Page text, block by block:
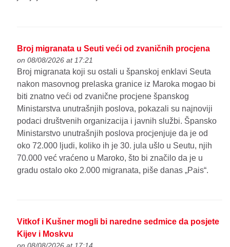
Broj migranata u Seuti veći od zvaničnih procjena
on 08/08/2026 at 17:21
Broj migranata koji su ostali u španskoj enklavi Seuta
nakon masovnog prelaska granice iz Maroka mogao bi
biti znatno veći od zvanične procjene španskog
Ministarstva unutrašnjih poslova, pokazali su najnoviji
podaci društvenih organizacija i javnih službi. Špansko
Ministarstvo unutrašnjih poslova procjenjuje da je od
oko 72.000 ljudi, koliko ih je 30. jula ušlo u Seutu, njih
70.000 već vraćeno u Maroko, što bi značilo da je u
gradu ostalo oko 2.000 migranata, piše danas „Pais“.
Vitkof i Kušner mogli bi naredne sedmice da posjete
Kijev i Moskvu